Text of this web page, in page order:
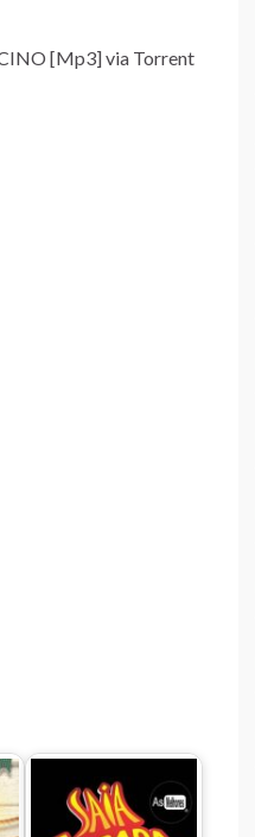
[Mp3] via Torrent